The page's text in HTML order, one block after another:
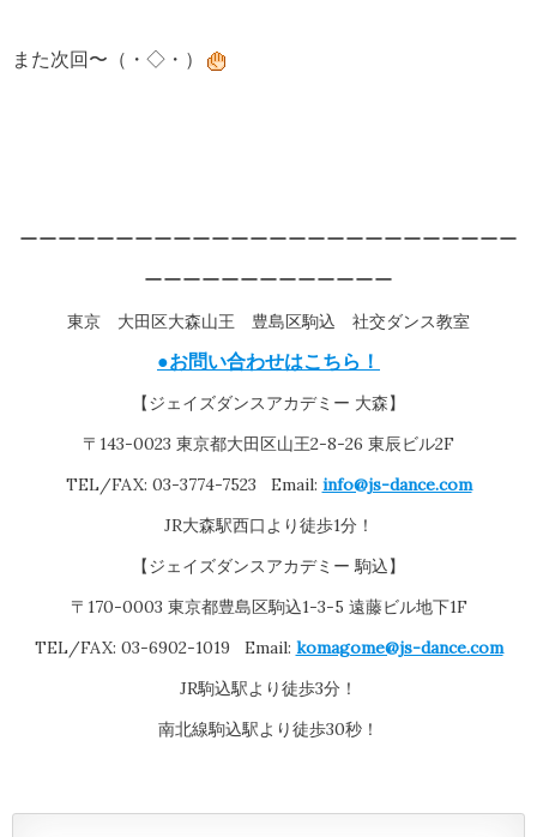
また次回〜（・◇・）
ーーーーーーーーーーーーーーーーーーーーーーーーーー
ーーーーーーーーーーーーー
東京 大田区大森山王 豊島区駒込 社交ダンス教室
●お問い合わせはこちら！
【ジェイズダンスアカデミー 大森】
〒143-0023 東京都大田区山王2-8-26 東辰ビル2F
TEL/FAX: 03-3774-7523 Email: info@js-dance.com
JR大森駅西口より徒歩1分！
【ジェイズダンスアカデミー 駒込】
〒170-0003 東京都豊島区駒込1-3-5 遠藤ビル地下1F
TEL/FAX: 03-6902-1019 Email: komagome@js-dance.com
JR駒込駅より徒歩3分！
南北線駒込駅より徒歩30秒！